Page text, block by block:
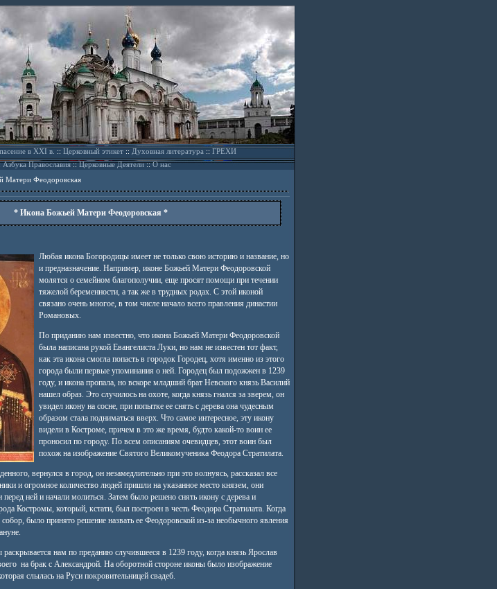
в XXI в.::Церковный этикет::Духовная литература::ГРЕХИ
Азбука Православия::Церковные Деятели::О нас
Матери Феодоровская
* Икона Божьей Матери Феодоровская *
Любая икона Богородицы имеет не только свою историю и название, но
и предназначение. Например, иконе Божьей Матери Феодоровской
молятся о семейном благополучии, еще просят помощи при течении
тяжелой беременности, а так же в трудных родах. С этой иконой
связано очень многое, в том числе начало всего правления династии
Романовых.
По приданию нам известно, что икона Божьей Матери Феодоровской
была написана рукой Евангелиста Луки, но нам не известен тот факт,
как эта икона смогла попасть в городок Городец, хотя именно из этого
города были первые упоминания о ней. Городец был подожжен в 1239
году, и икона пропала, но вскоре младший брат Невского князь Василий
нашел образ. Это случилось на охоте, когда князь гнался за зверем, он
увидел икону на сосне, при попытке ее снять с дерева она чудесным
образом стала подниматься вверх. Что самое интересное, эту икону
видели в Костроме, причем в это же время, будто какой-то воин ее
проносил по городу. По всем описаниям очевидцев, этот воин был
похож на изображение Святого Великомученика Феодора Стратилата.
вернулся в город, он незамедлительно при это волнуясь, рассказал все
и огромное количество людей пришли на указанное место князем, они
перед ней и начали молиться. Затем было решено снять икону с дерева и
Костромы, который, кстати, был построен в честь Феодора Стратилата. Когда
было принято решение назвать ее Феодоровской из-за необычного явления
раскрывается нам по преданию случившееся в 1239 году, когда князь Ярослав
на брак с Александрой. На оборотной стороне иконы было изображение
слылась на Руси покровительницей свадеб.